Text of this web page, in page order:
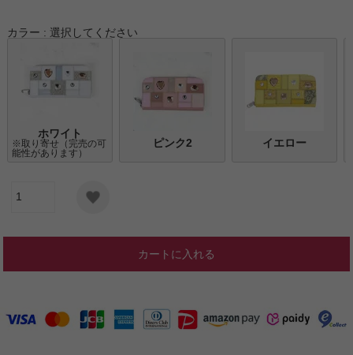
カラー 選択してください
ホワイト
※取り寄せ（完売の可
能性があります）
ピンク2 イエロー
カートに入れる